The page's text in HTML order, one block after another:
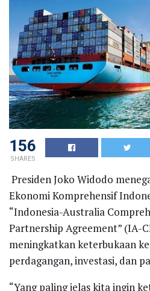
156
SHARES
Presiden Joko Widodo
Ekonomi Komprehensif
“Indonesia-Australia
Partnership Agreement” (IA-
meningkatkan keterbukaan
perdagangan, investasi, dan
“Yang paling jelas kita ingin